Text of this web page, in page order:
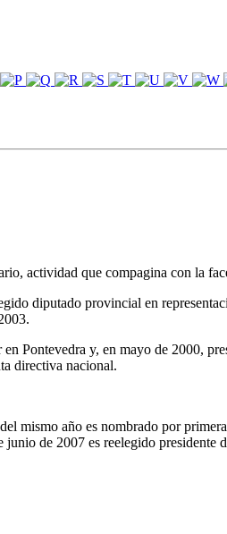
actividad que compagina con la
diputado provincial en
Pontevedra y, en mayo de 2000,
directiva nacional.
mismo año es nombrado por
de 2007 es reelegido presidente